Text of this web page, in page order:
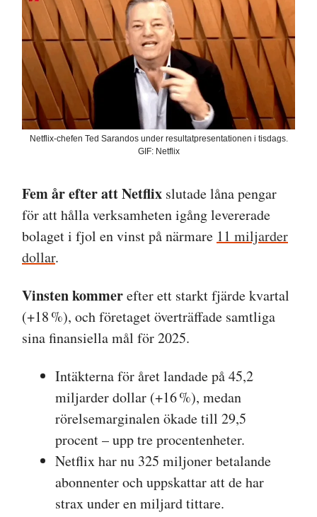
Netflix-chefen Ted Sarandos under resultatpresentationen i tisdags.
GIF: Netflix
Fem år efter att Netflix slutade låna pengar
för att hålla verksamheten igång levererade
bolaget i fjol en vinst på närmare 11 miljarder
dollar.
Vinsten kommerefter ett starkt fjärde kvartal
(+18 %), och företaget överträffade samtliga
sina finansiella mål för 2025.
Intäkterna för året landade på 45,2
miljarder dollar (+16 %), medan
rörelsemarginalen ökade till 29,5
procent – upp tre procentenheter.
Netflix har nu 325 miljoner betalande
abonnenter och uppskattar att de har
strax under en miljard tittare.